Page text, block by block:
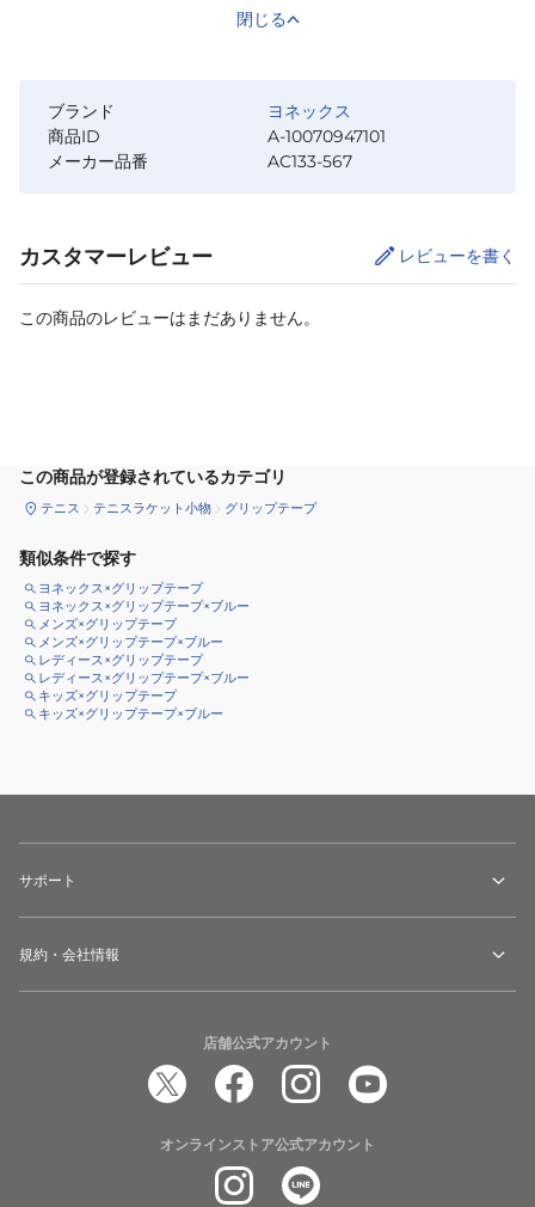
閉じる
ブランド
ヨネックス
商品ID
A-10070947101
メーカー品番
AC133-567
カスタマーレビュー レビューを書く
この商品のレビューはまだありません。
この商品が登録されているカテゴリ
テニス テニスラケット小物 グリップテープ
類似条件で探す
ヨネックス×グリップテープ
ヨネックス×グリップテープ×ブルー
メンズ×グリップテープ
メンズ×グリップテープ×ブルー
レディース×グリップテープ
レディース×グリップテープ×ブルー
キッズ×グリップテープ
キッズ×グリップテープ×ブルー
サポート
規約・会社情報
店舗公式アカウント
オンラインストア公式アカウント